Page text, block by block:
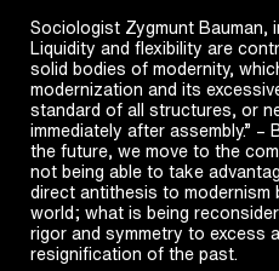
Sociologist Zygmunt Bauman,
Liquidity and flexibility are
solid bodies of modernity,
modernization and its
standard of all structures, or
immediately after assembly.”
the future, we move to the
not being able to take
direct antithesis to modernism
world; what is being
rigor and symmetry to excess
resignification of the past.